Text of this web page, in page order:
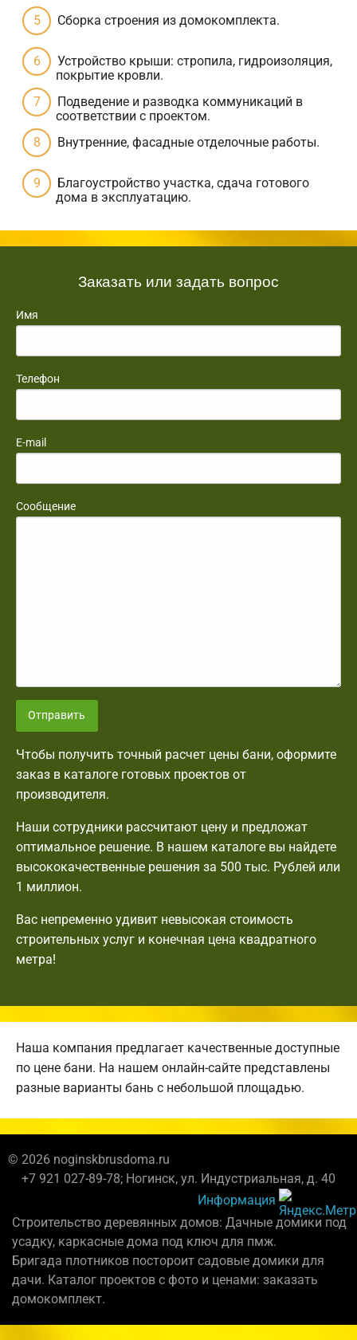
Сборка строения из домокомплекта.
Устройство крыши: стропила, гидроизоляция,
покрытие кровли.
Подведение и разводка коммуникаций в
соответствии с проектом.
Внутренние, фасадные отделочные работы.
Благоустройство участка, сдача готового
дома в эксплуатацию.
Заказать или задать вопрос
Имя
Телефон
E-mail
Сообщение
Отправить
Чтобы получить точный расчет цены бани, оформите
заказ в каталоге готовых проектов от
производителя.
Наши сотрудники рассчитают цену и предложат
оптимальное решение. В нашем каталоге вы найдете
высококачественные решения за 500 тыс. Рублей или
1 миллион.
Вас непременно удивит невысокая стоимость
строительных услуг и конечная цена квадратного
метра!
Наша компания предлагает качественные доступные
по цене бани. На нашем онлайн-сайте представлены
разные варианты бань с небольшой площадью.
© 2026 noginskbrusdoma.ru
+7 921 027-89-78; Ногинск, ул. Индустриальная, д. 40
Информация
Строительство деревянных домов: Дачные домики под
усадку, каркасные дома под ключ для пмж.
Бригада плотников постороит садовые домики для
дачи. Каталог проектов с фото и ценами: заказать
домокомплект.